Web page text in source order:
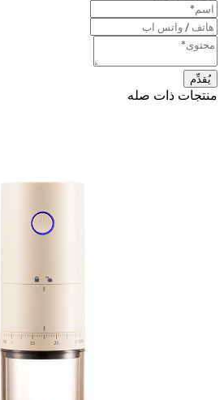
منتجات ذات صله